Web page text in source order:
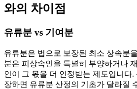
와의 차이점
유류분 vs 기여분
유류분은 법으로 보장된 최소 상속분
분은 피상속인을 특별히 부양하거나
인이 그 몫을 더 인정받는 제도입니다
장하면 유류분 산정의 기초가 달라질